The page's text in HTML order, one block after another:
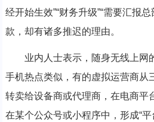
经开始生效”“财务升级”“需要汇报
款，却有诸多推迟的理由。
业内人士表示，随身无线上网
手机热点类似，有的虚拟运营商从
转卖给设备商或代理商，在电商平
在某个公众号或小程序中，形成“